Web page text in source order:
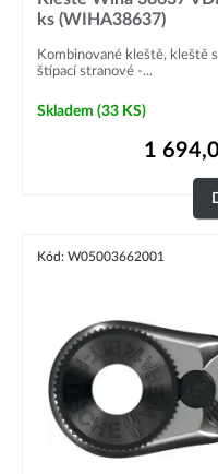
ks (WIHA38637)
Kombinované kleště, kleště
štípací stranové -...
Skladem (33 KS)
1
Kód: W05003662001